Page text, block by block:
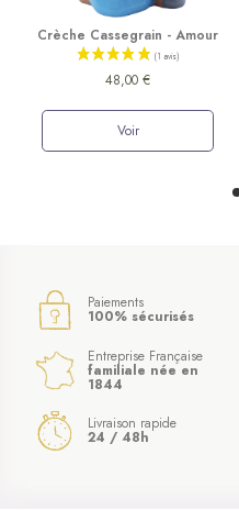
Crèche Cassegrain - Amour
48,00 €
Voir
Paiements
100% sécurisés
Entreprise Française
familiale née en
1844
Livraison rapide
24 / 48h